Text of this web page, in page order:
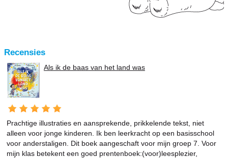
Recensies
Als ik de baas van het land was
Prachtige illustraties en aansprekende, prikkelende tekst, niet
alleen voor jonge kinderen. Ik ben leerkracht op een basisschool
voor anderstaligen. Dit boek aangeschaft voor mijn groep 7. Voor
mijn klas betekent een goed prentenboek:(voor)leesplezier,